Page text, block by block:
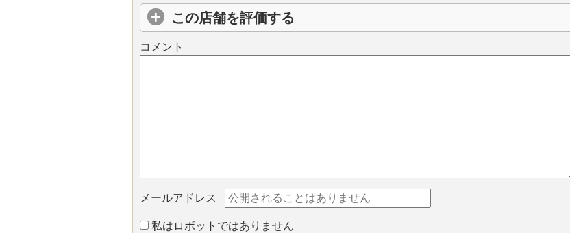
この店舗を評価する
コメント
メールアドレス
私はロボットではありません